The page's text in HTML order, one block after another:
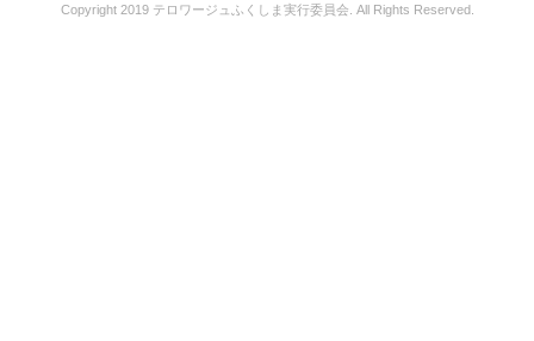
Copyright 2019 テロワージュふくしま実行委員会. All Rights Reserved.